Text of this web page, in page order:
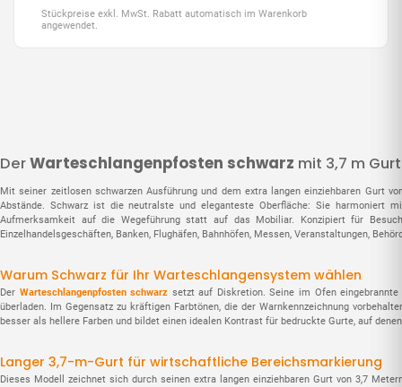
DerWarteschlangenpfosten schwarz mit 3,7 m
Mit seiner zeitlosen schwarzen Ausführung und dem extra langen einziehbaren Gurt
Abstände. Schwarz ist die neutralste und eleganteste Oberfläche: Sie harmoniert
Aufmerksamkeit auf die Wegeführung statt auf das Mobiliar. Konzipiert für
Einzelhandelsgeschäften, Banken, Flughäfen, Bahnhöfen, Messen, Veranstaltungen,
Warum Schwarz für Ihr Warteschlangensystem wählen
Der Warteschlangenpfosten schwarz setzt auf Diskretion. Seine im Ofen
überladen. Im Gegensatz zu kräftigen Farbtönen, die der Warnkennzeichnung
besser als hellere Farben und bildet einen idealen Kontrast für bedruckte Gurte, auf
Langer 3,7-m-Gurt für wirtschaftliche Bereichsmarkierung
Dieses Modell zeichnet sich durch seinen extra langen einziehbaren Gurt von 3,7
Stückpreise exkl. MwSt. Rabatt automatisch im Warenkorb
angewendet.